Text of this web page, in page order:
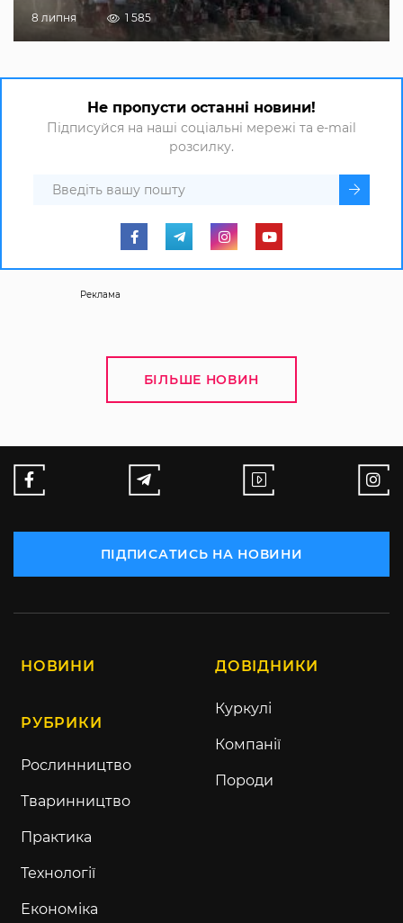
8 липня 1 585
Не пропусти останні новини!
Підписуйся на наші соціальні мережі та e-mail
розсилку.
Реклама
БІЛЬШЕ НОВИН
ПІДПИСАТИСЬ НА НОВИНИ
НОВИНИ
РУБРИКИ
Рослинництво
Тваринництво
Практика
Технології
Економіка
ДОВІДНИКИ
Куркулі
Компанії
Породи